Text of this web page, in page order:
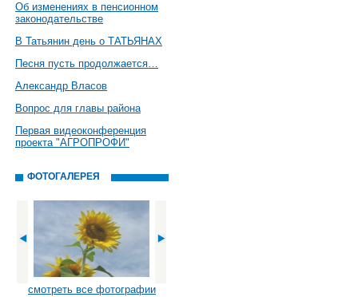
Об изменениях в пенсионном
законодательстве
В Татьянин день о ТАТЬЯНАХ
Песня пусть продолжается…
Александр Власов
Вопрос для главы района
Первая видеоконференция
проекта "АГРОПРОФИ"
ФОТОГАЛЕРЕЯ
смотреть все фотографии